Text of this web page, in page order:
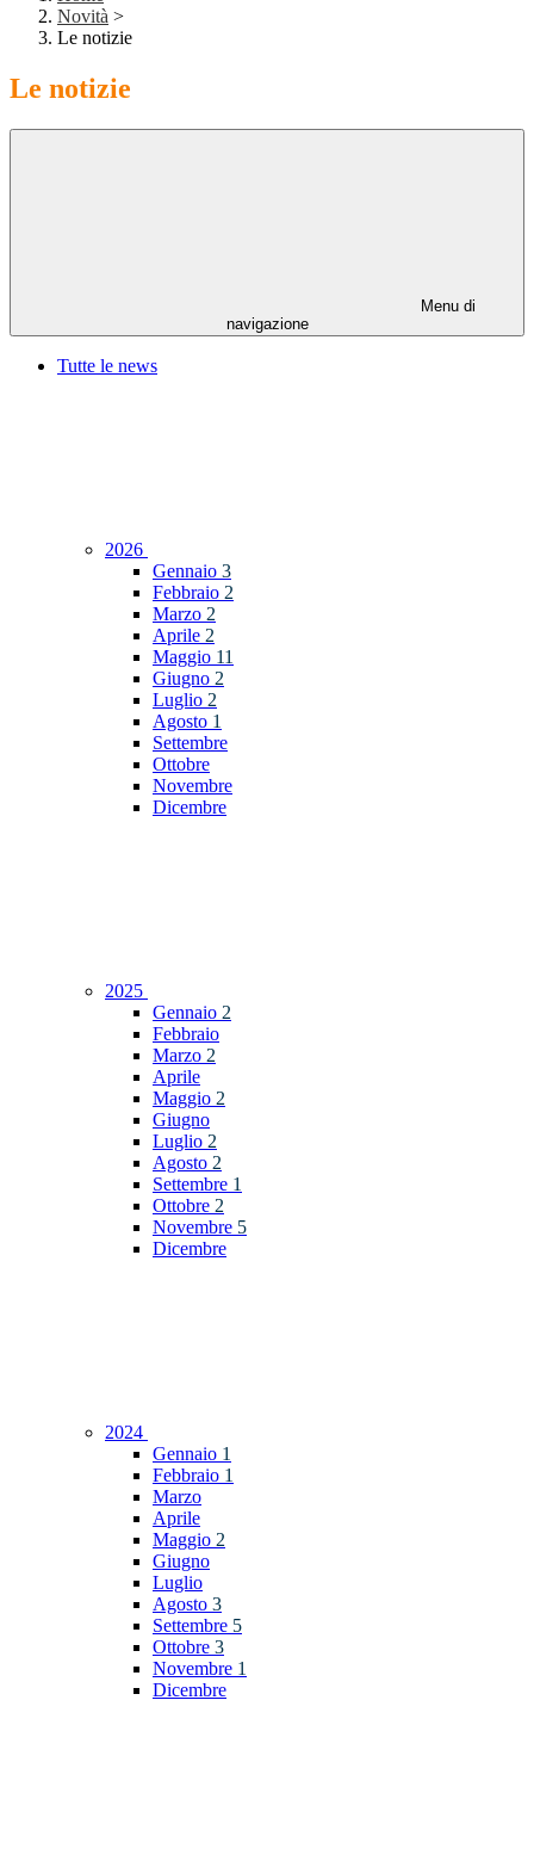
Novità >
Le notizie
Le notizie
Menu di
navigazione
Tutte le news
2026
Gennaio 3
Febbraio 2
Marzo 2
Aprile 2
Maggio 11
Giugno 2
Luglio 2
Agosto 1
Settembre
Ottobre
Novembre
Dicembre
2025
Gennaio 2
Febbraio
Marzo 2
Aprile
Maggio 2
Giugno
Luglio 2
Agosto 2
Settembre 1
Ottobre 2
Novembre 5
Dicembre
2024
Gennaio 1
Febbraio 1
Marzo
Aprile
Maggio 2
Giugno
Luglio
Agosto 3
Settembre 5
Ottobre 3
Novembre 1
Dicembre